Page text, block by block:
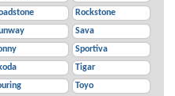
Rockstone
Sava
Sportiva
Tigar
Toyo